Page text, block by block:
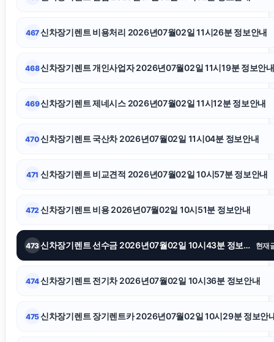
위자료
영등포구하수구막힘
467신차장기렌트 비용처리 2026년07월02일 11시26분 정보안내
468신차장기렌트 개인사업자 2026년07월02일 11시19분 정보안내
469신차장기렌트 제네시스 2026년07월02일 11시12분 정보안내
470신차장기렌트 국산차 2026년07월02일 11시04분 정보안내
471 신차장기렌트 비교견적 2026년07월02일 10시57분 정보안내
472 신차장기렌트 비용 2026년07월02일 10시51분 정보안내
473 신차장기렌트 선수금 2026년07월02일 10시43분 정보안내 현재
474신차장기렌트 전기차 2026년07월02일 10시36분 정보안내
475신차장기렌트 장기렌트카 2026년07월02일 10시29분 정보안